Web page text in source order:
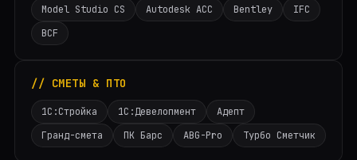
Model Studio CS
Autodesk ACC Bentley
IFC
BCF
// СМЕТЫ & ПТО
1С:Стройка 1С:Девелопмент
Адепт
Гранд-смета
ПК Барс ABG-Pro Турбо Сметчик